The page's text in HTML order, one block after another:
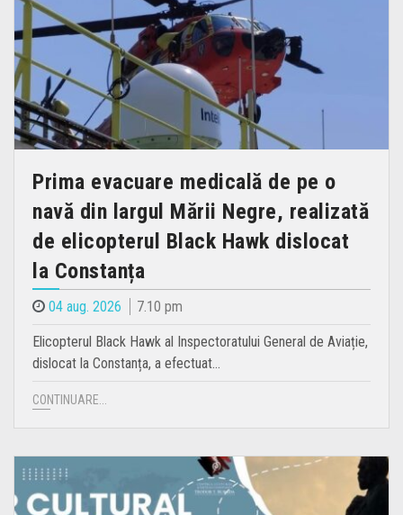
Prima evacuare medicală de pe o
navă din largul Mării Negre, realizată
de elicopterul Black Hawk dislocat
la Constanța
04 aug. 2026 7.10 pm
Elicopterul Black Hawk al Inspectoratului General de Aviație,
dislocat la Constanța, a efectuat…
CONTINUARE...